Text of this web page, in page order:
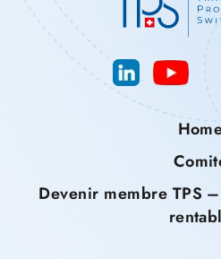
Devenir membre TPS